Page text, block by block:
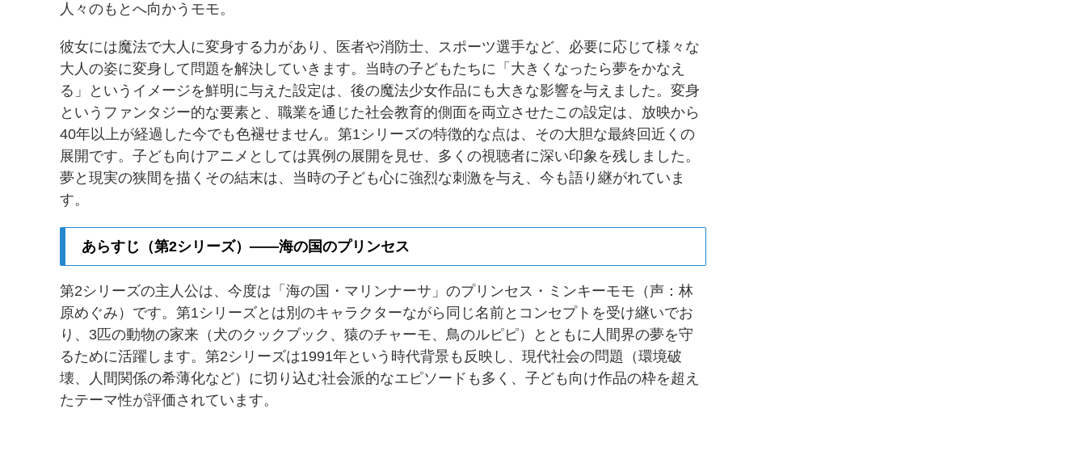
人々のもとへ向かうモモ。
彼女には魔法で大人に変身する力があり、医者や消防士、スポーツ選手など、必要に応じて様々な
大人の姿に変身して問題を解決していきます。当時の子どもたちに「大きくなったら夢をかなえ
る」というイメージを鮮明に与えた設定は、後の魔法少女作品にも大きな影響を与えました。変身
というファンタジー的な要素と、職業を通じた社会教育的側面を両立させたこの設定は、放映から
40年以上が経過した今でも色褪せません。第1シリーズの特徴的な点は、その大胆な最終回近くの
展開です。子ども向けアニメとしては異例の展開を見せ、多くの視聴者に深い印象を残しました。
夢と現実の狭間を描くその結末は、当時の子ども心に強烈な刺激を与え、今も語り継がれていま
す。
あらすじ（第2シリーズ）——海の国のプリンセス
第2シリーズの主人公は、今度は「海の国・マリンナーサ」のプリンセス・ミンキーモモ（声：林
原めぐみ）です。第1シリーズとは別のキャラクターながら同じ名前とコンセプトを受け継いでお
り、3匹の動物の家来（犬のクックブック、猿のチャーモ、鳥のルピピ）とともに人間界の夢を守
るために活躍します。第2シリーズは1991年という時代背景も反映し、現代社会の問題（環境破
壊、人間関係の希薄化など）に切り込む社会派的なエピソードも多く、子ども向け作品の枠を超え
たテーマ性が評価されています。